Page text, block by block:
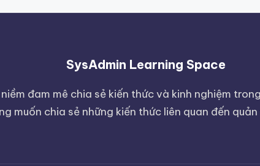
SysAdmin Learning Space
đam mê chia sẻ kiến thức và kinh nghiệm
muốn chia sẻ những kiến thức liên quan đến